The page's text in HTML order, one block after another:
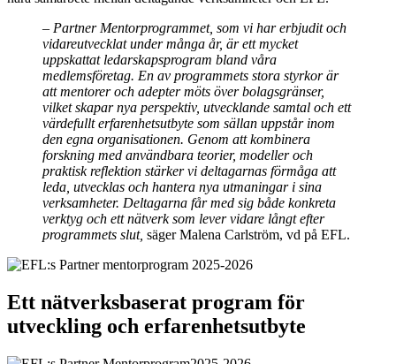
– Partner Mentorprogrammet, som vi har erbjudit och
vidareutvecklat under många år, är ett mycket
uppskattat ledarskapsprogram bland våra
medlemsföretag. En av programmets stora styrkor är
att mentorer och adepter möts över bolagsgränser,
vilket skapar nya perspektiv, utvecklande samtal och ett
värdefullt erfarenhetsutbyte som sällan uppstår inom
den egna organisationen. Genom att kombinera
forskning med användbara teorier, modeller och
praktisk reflektion stärker vi deltagarnas förmåga att
leda, utvecklas och hantera nya utmaningar i sina
verksamheter. Deltagarna får med sig både konkreta
verktyg och ett nätverk som lever vidare långt efter
programmets slut, säger Malena Carlström, vd på EFL.
Ett nätverksbaserat program för
utveckling och erfarenhetsutbyte